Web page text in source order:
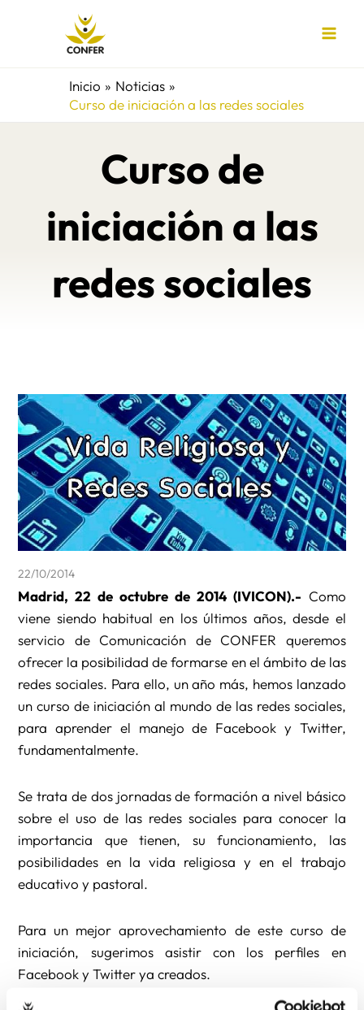
Inicio
Noticias
Curso de iniciación a las redes sociales
Curso de
iniciación a las
redes sociales
22/10/2014
Madrid, 22 de octubre de 2014 (IVICON).- Como
viene siendo habitual en los últimos años, desde el
servicio de Comunicación de CONFER queremos
ofrecer la posibilidad de formarse en el ámbito de las
redes sociales. Para ello, un año más, hemos lanzado
un curso de iniciación al mundo de las redes sociales,
para aprender el manejo de Facebook y Twitter,
fundamentalmente.
Se trata de dos jornadas de formación a nivel básico
sobre el uso de las redes sociales para conocer la
importancia que tienen, su funcionamiento, las
posibilidades en la vida religiosa y en el trabajo
educativo y pastoral.
Para un mejor aprovechamiento de este curso de
iniciación, sugerimos asistir con los perfiles en
Facebook y Twitter ya creados.